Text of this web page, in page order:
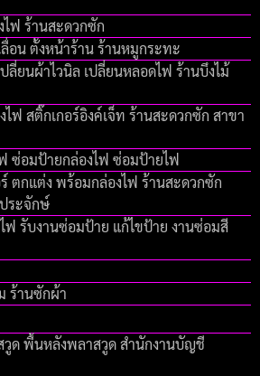
ไฟ ร้านสะดวกซัก
อน ตั้งหน้าร้าน ร้านหมูกระทะ
ลี่ยนผ้าไวนิล เปลี่ยนหลอดไฟ ร้านบึงไม้
ฟ สติ๊กเกอร์อิงค์เจ็ท ร้านสะดวกซัก สาขา
ซ่อมป้ายกล่องไฟ ซ่อมป้ายไฟ
ตกแต่ง พร้อมกล่องไฟ ร้านสะดวกซัก
ระจักษ์
ฟ รับงานซ่อมป้าย แก้ไขป้าย งานซ่อมสี
ร้านซักผ้า
ด พื้นหลังพลาสวูด สำนักงานบัญชี